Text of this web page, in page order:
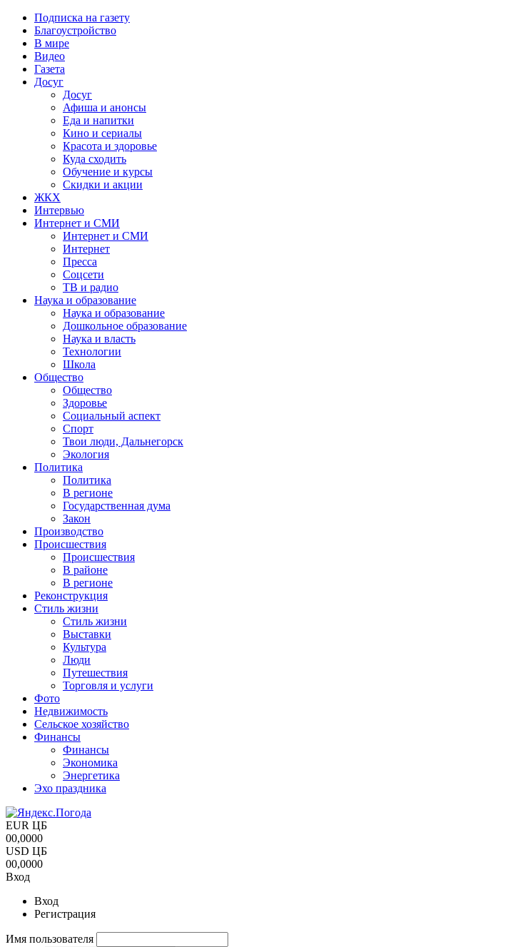
Подписка на газету
Благоустройство
В мире
Видео
Газета
Досуг
Досуг
Афиша и анонсы
Еда и напитки
Кино и сериалы
Красота и здоровье
Куда сходить
Обучение и курсы
Скидки и акции
ЖКХ
Интервью
Интернет и СМИ
Интернет и СМИ
Интернет
Пресса
Соцсети
ТВ и радио
Наука и образование
Наука и образование
Дошкольное образование
Наука и власть
Технологии
Школа
Общество
Общество
Здоровье
Социальный аспект
Спорт
Твои люди, Дальнегорск
Экология
Политика
Политика
В регионе
Государственная дума
Закон
Производство
Происшествия
Происшествия
В районе
В регионе
Реконструкция
Стиль жизни
Стиль жизни
Выставки
Культура
Люди
Путешествия
Торговля и услуги
Фото
Недвижимость
Сельское хозяйство
Финансы
Финансы
Экономика
Энергетика
Эхо праздника
EUR ЦБ
00,0000
USD ЦБ
00,0000
Вход
Вход
Регистрация
Имя пользователя